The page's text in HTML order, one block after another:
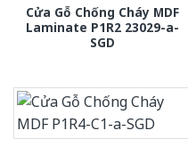
Cửa Gỗ Chống Cháy MDF
Laminate P1R2 23029-a-
SGD